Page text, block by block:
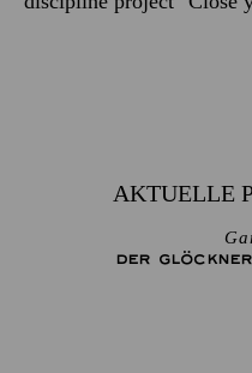
AKTUELLE
DER